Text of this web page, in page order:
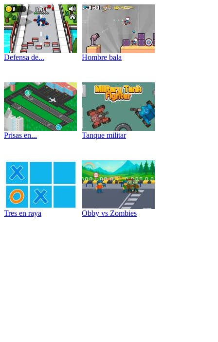
Defensa de... Hombre bala
Prisas en... Tanque militar
Tres en raya Obby vs Zombies